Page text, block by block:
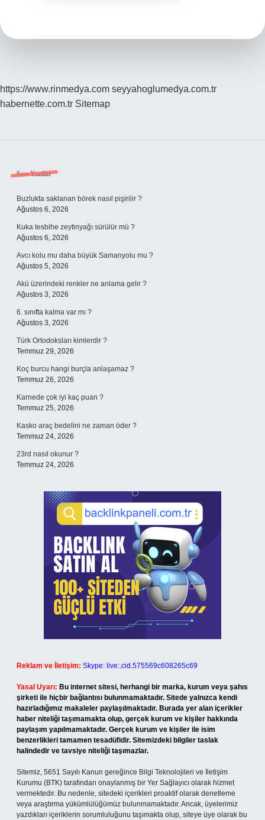
https://www.rinmedya.com seyyahoglumedya.com.tr
habernette.com.tr Sitemap
Sidebar
Son Yazılar
Buzlukta saklanan börek nasıl pişirilir ?
Ağustos 6, 2026
Kuka tesbihe zeytinyağı sürülür mü ?
Ağustos 6, 2026
Avcı kolu mu daha büyük Samanyolu mu ?
Ağustos 5, 2026
Akü üzerindeki renkler ne anlama gelir ?
Ağustos 3, 2026
6. sınıfta kalma var mı ?
Ağustos 3, 2026
Türk Ortodoksları kimlerdir ?
Temmuz 29, 2026
Koç burcu hangi burçla anlaşamaz ?
Temmuz 26, 2026
Karnede çok iyi kaç puan ?
Temmuz 25, 2026
Kasko araç bedelini ne zaman öder ?
Temmuz 24, 2026
23rd nasıl okunur ?
Temmuz 24, 2026
Reklam ve İletişim: Skype: live:.cid.575569c608265c69
Yasal Uyarı: Bu internet sitesi, herhangi bir marka, kurum veya şahıs
şirketi ile hiçbir bağlantısı bulunmamaktadır. Sitede yalnızca kendi
hazırladığımız makaleler paylaşılmaktadır. Burada yer alan içerikler
haber niteliği taşımamakta olup, gerçek kurum ve kişiler hakkında
paylaşım yapılmamaktadır. Gerçek kurum ve kişiler ile isim
benzerlikleri tamamen tesadüfidir. Sitemizdeki bilgiler taslak
halindedir ve tavsiye niteliği taşımazlar.
Sitemiz, 5651 Sayılı Kanun gereğince Bilgi Teknolojileri ve İletişim
Kurumu (BTK) tarafından onaylanmış bir Yer Sağlayıcı olarak hizmet
vermektedir. Bu nedenle, sitedeki içerikleri proaktif olarak denetleme
veya araştırma yükümlülüğümüz bulunmamaktadır. Ancak, üyelerimiz
yazdıkları içeriklerin sorumluluğunu taşımakta olup, siteye üye olarak bu